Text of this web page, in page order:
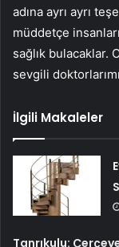
adına ayrı ayrı
müddetçe
sağlık bulacaklar.
sevgili
İlgili Makaleler
Tanrıkulu: